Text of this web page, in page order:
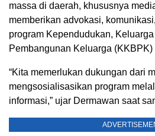
massa di daerah, khususnya
memberikan advokasi,
program Kependudukan,
Pembangunan Keluarga (KKBPK)
“Kita memerlukan dukungan dari
mengsosialisasikan program
informasi,” ujar Dermawan saat